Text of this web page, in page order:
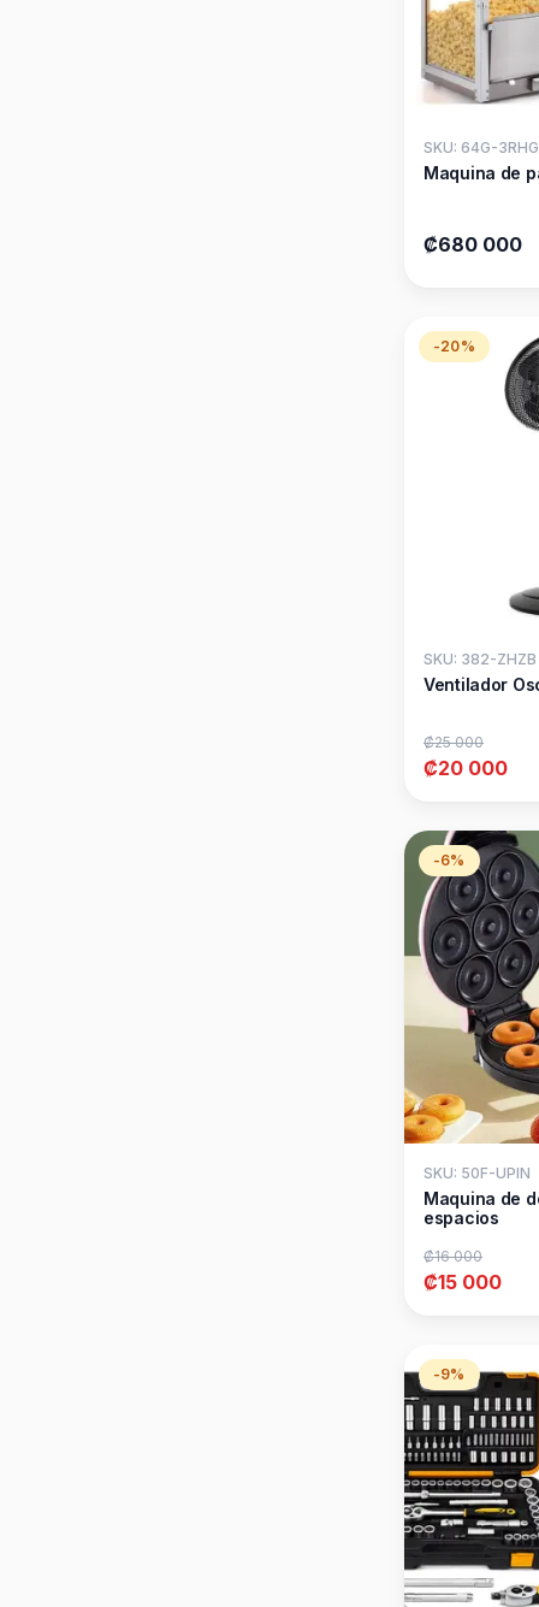
SKU: 64G-3RHG
Maquina de
₡680 000
-20%
SKU: 382-ZHZB
Ventilador
₡25 000
₡20 000
-6%
SKU: 50F-UPIN
Maquina de
espacios
₡16 000
₡15 000
-9%